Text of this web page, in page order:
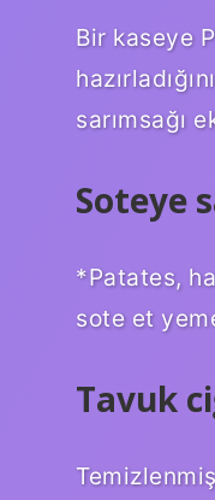
Bir kaseye
sarımsağı
Soteye
*Patates,
sote et
Tavuk